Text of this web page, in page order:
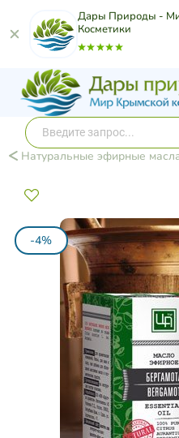
Дары Природы -
Косметики
Натуральные эфирные
-4%